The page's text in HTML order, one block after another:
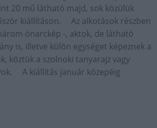
20 mű látható majd, sok közülük
kiállításon. Az alkotások részben
önarckép -, aktok, de látható
is, illetve külön egységet képeznek a
köztük a szolnoki tanyarajz vagy
A kiállítás január közepéig